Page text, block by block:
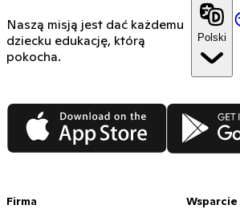
Naszą misją jest dać każdemu
dziecku edukację, którą
pokocha.
Polski
App Store Google Play
Firma Wsparcie